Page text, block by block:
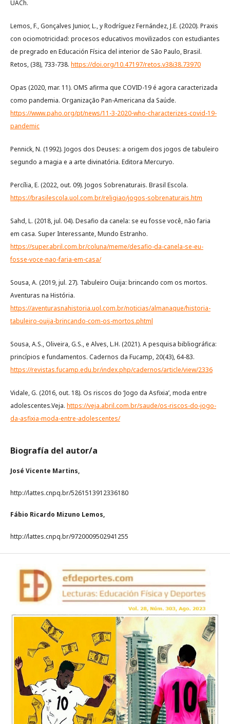
UACh.
Lemos, F., Gonçalves Junior, L., y Rodríguez Fernández, J.E. (2020). Praxis
con ociomotricidad: procesos educativos movilizados con estudiantes
de pregrado en Educación Física del interior de São Paulo, Brasil.
Retos, (38), 733-738. https://doi.org/10.47197/retos.v38i38.73970
Opas (2020, mar. 11). OMS afirma que COVID-19 é agora caracterizada
como pandemia. Organização Pan-Americana da Saúde.
https://www.paho.org/pt/news/11-3-2020-who-characterizes-covid-19-
pandemic
Pennick, N. (1992). Jogos dos Deuses: a origem dos jogos de tabuleiro
segundo a magia e a arte divinatória. Editora Mercuryo.
Percília, E. (2022, out. 09). Jogos Sobrenaturais. Brasil Escola.
https://brasilescola.uol.com.br/religiao/jogos-sobrenaturais.htm
Sahd, L. (2018, jul. 04). Desafio da canela: se eu fosse você, não faria
em casa. Super Interessante, Mundo Estranho.
https://super.abril.com.br/coluna/meme/desafio-da-canela-se-eu-
fosse-voce-nao-faria-em-casa/
Sousa, A. (2019, jul. 27). Tabuleiro Ouija: brincando com os mortos.
Aventuras na História.
https://aventurasnahistoria.uol.com.br/noticias/almanaque/historia-
tabuleiro-ouija-brincando-com-os-mortos.phtml
Sousa, A.S., Oliveira, G.S., e Alves, L.H. (2021). A pesquisa bibliográfica:
princípios e fundamentos. Cadernos da Fucamp, 20(43), 64-83.
https://revistas.fucamp.edu.br/index.php/cadernos/article/view/2336
Vidale, G. (2016, out. 18). Os riscos do ‘Jogo da Asfixia’, moda entre
adolescentes.Veja. https://veja.abril.com.br/saude/os-riscos-do-jogo-
da-asfixia-moda-entre-adolescentes/
Biografía del autor/a
José Vicente Martins,
http://lattes.cnpq.br/5261513912336180
Fábio Ricardo Mizuno Lemos,
http://lattes.cnpq.br/9720009502941255